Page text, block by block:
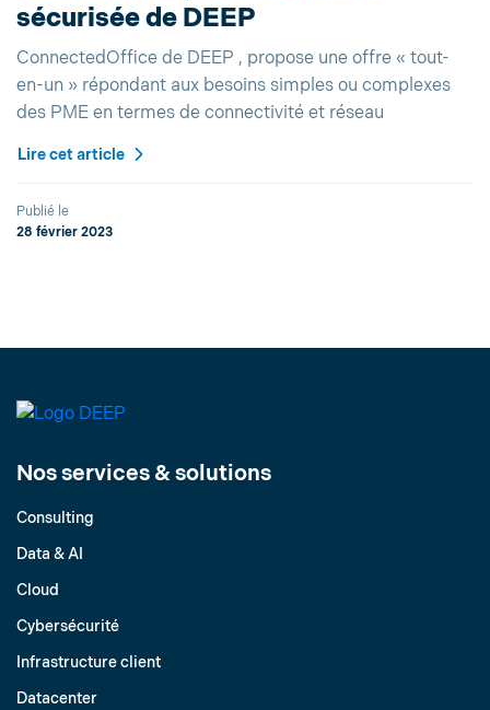
sécurisée de DEEP
ConnectedOffice de DEEP , propose une offre « tout-
en-un » répondant aux besoins simples ou complexes
des PME en termes de connectivité et réseau
Lire cet article
Publié le
28 février 2023
Nos services & solutions
Consulting
Data & AI
Cloud
Cybersécurité
Infrastructure client
Datacenter